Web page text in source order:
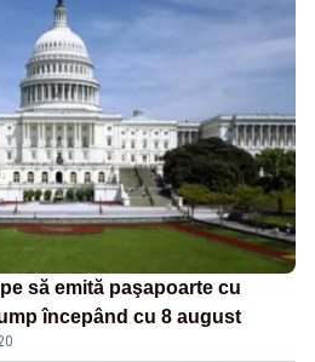
să emită paşapoarte cu
începând cu 8 august